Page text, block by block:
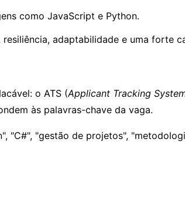
como JavaScript e Python.
adaptabilidade e uma forte
o ATS (Applicant Tracking
às palavras-chave da vaga.
"C#", "gestão de projetos",